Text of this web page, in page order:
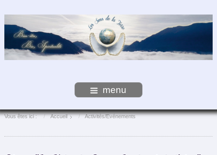
menu
Vous êtes ici : Accueil Activités/Evénements